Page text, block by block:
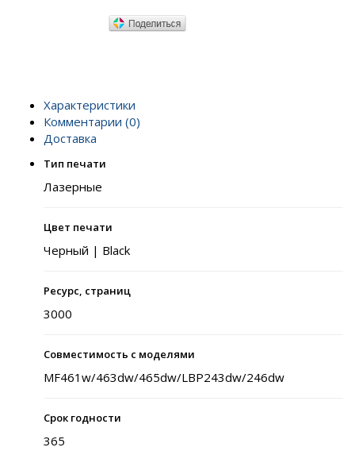
Характеристики
Комментарии (0)
Доставка
Тип печати
Лазерные
Цвет печати
Черный | Black
Ресурс, страниц
3000
Совместимость с моделями
MF461w/463dw/465dw/LBP243dw/246dw
Срок годности
365